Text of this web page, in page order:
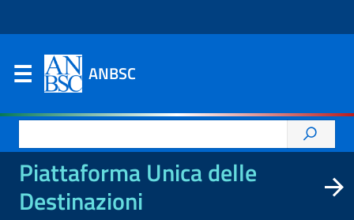
ANBSC
per:
Piattaforma Unica delle
Destinazioni